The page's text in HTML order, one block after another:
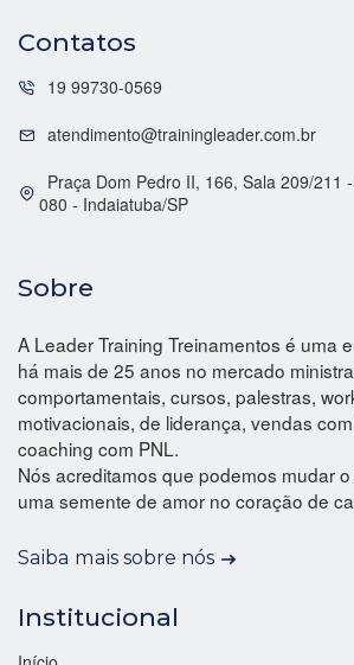
Contatos
19 99730-0569
atendimento@trainingleader.com.br
Praça Dom Pedro II, 166, Sala 209/211
080 - Indaiatuba/SP
Sobre
A Leader Training Treinamentos é uma
há mais de 25 anos no mercado
comportamentais, cursos, palestras,
motivacionais, de liderança, vendas
coaching com PNL.
Nós acreditamos que podemos mudar
uma semente de amor no coração de
Saiba mais sobre nós
Institucional